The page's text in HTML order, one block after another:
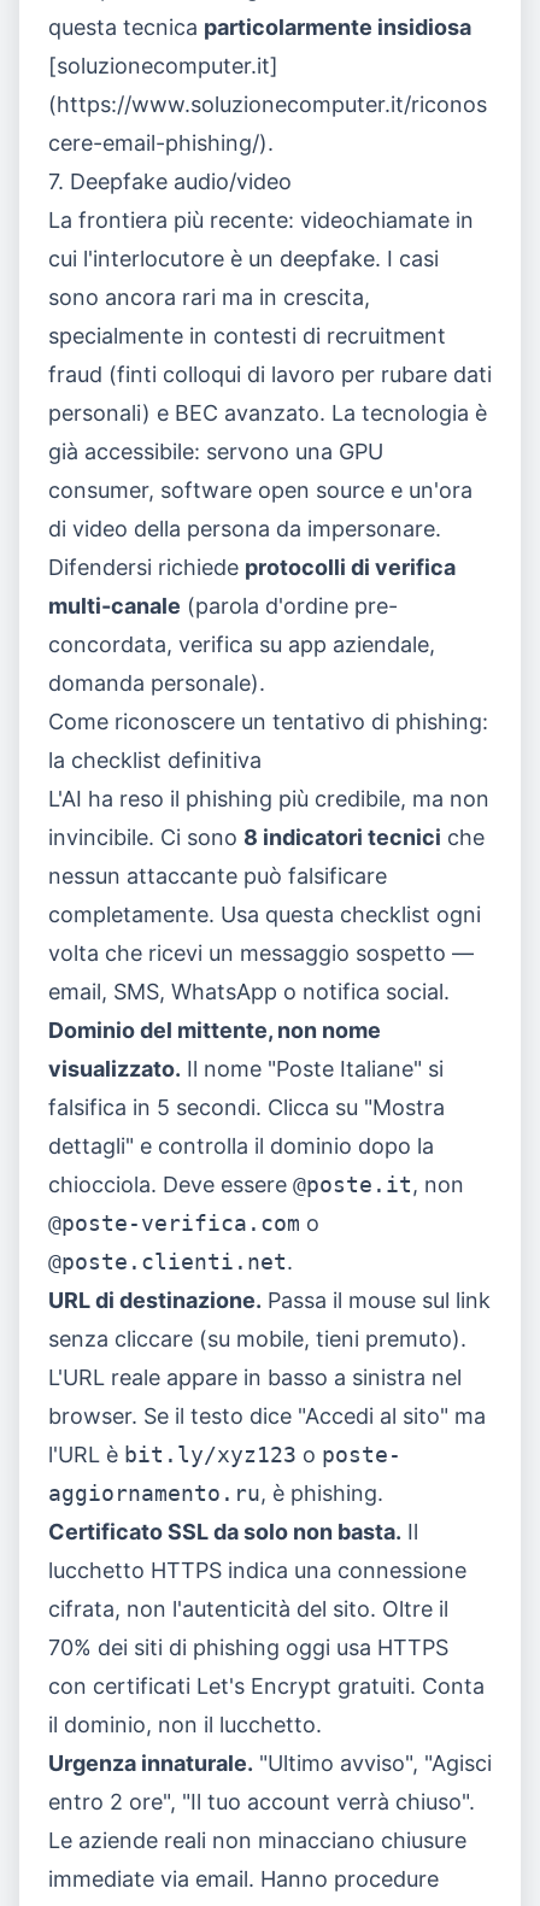
questa tecnica particolarmente insidiosa
[soluzionecomputer.it]
(https://www.soluzionecomputer.it/riconos
cere-email-phishing/).
7. Deepfake audio/video
La frontiera più recente: videochiamate in
cui l'interlocutore è un deepfake. I casi
sono ancora rari ma in crescita,
specialmente in contesti di recruitment
fraud (finti colloqui di lavoro per rubare dati
personali) e BEC avanzato. La tecnologia è
già accessibile: servono una GPU
consumer, software open source e un'ora
di video della persona da impersonare.
Difendersi richiede protocolli di verifica
multi-canale (parola d'ordine pre-
concordata, verifica su app aziendale,
domanda personale).
Come riconoscere un tentativo di phishing:
la checklist definitiva
L'AI ha reso il phishing più credibile, ma non
invincibile. Ci sono 8 indicatori tecnici che
nessun attaccante può falsificare
completamente. Usa questa checklist ogni
volta che ricevi un messaggio sospetto —
email, SMS, WhatsApp o notifica social.
Dominio del mittente, non nome
visualizzato. Il nome "Poste Italiane" si
falsifica in 5 secondi. Clicca su "Mostra
dettagli" e controlla il dominio dopo la
chiocciola. Deve essere @poste.it, non
@poste-verifica.com o
@poste.clienti.net.
URL di destinazione. Passa il mouse sul link
senza cliccare (su mobile, tieni premuto).
L'URL reale appare in basso a sinistra nel
browser. Se il testo dice "Accedi al sito" ma
l'URL è bit.ly/xyz123 o poste-
aggiornamento.ru, è phishing.
Certificato SSL da solo non basta. Il
lucchetto HTTPS indica una connessione
cifrata, non l'autenticità del sito. Oltre il
70% dei siti di phishing oggi usa HTTPS
con certificati Let's Encrypt gratuiti. Conta
il dominio, non il lucchetto.
Urgenza innaturale. "Ultimo avviso", "Agisci
entro 2 ore", "Il tuo account verrà chiuso".
Le aziende reali non minacciano chiusure
immediate via email. Hanno procedure